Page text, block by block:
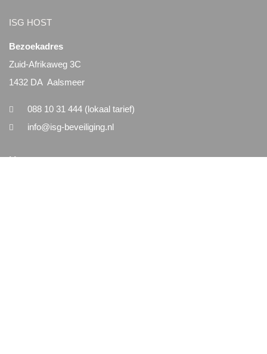
ISG HOST
Bezoekadres
Zuid-Afrikaweg 3C
1432 DA Aalsmeer
088 10 31 444 (lokaal tarief)
info@isg-beveiliging.nl
Menu